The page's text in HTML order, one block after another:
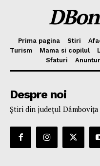
Prima pagina Stiri
Turism
Mama si copilul
Sfaturi
Despre noi
Ştiri din judeţul